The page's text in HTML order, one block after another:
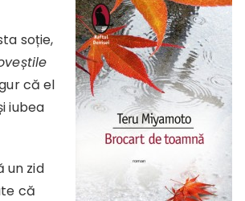
soție,
că el
iubea
un zid
că